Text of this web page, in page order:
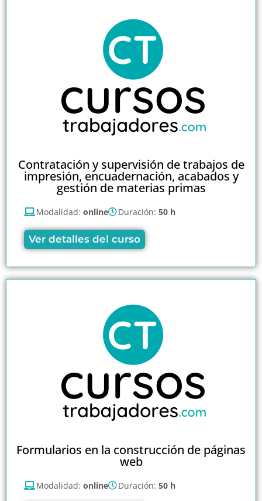
Contratación y supervisión de trabajos de
impresión, encuadernación, acabados y
gestión de materias primas
Modalidad: online Duración: 50 h
Ver detalles del curso
Formularios en la construcción de páginas
web
Modalidad: online Duración: 50 h